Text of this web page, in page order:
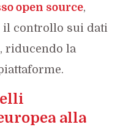
open source,
il controllo sui dati
riducendo la
alla